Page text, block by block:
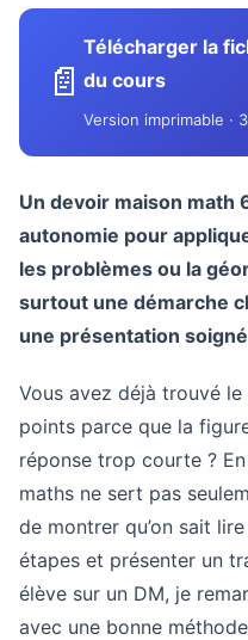
📄
Télécharger la
du cours
Version imprimable ·
Un devoir maison math
autonomie pour
les problèmes ou la
surtout une démarche
une présentation
Vous avez déjà trouvé
points parce que la
réponse trop courte ?
maths ne sert pas
de montrer qu’on sait
étapes et présenter un
élève sur un DM, je
avec une bonne